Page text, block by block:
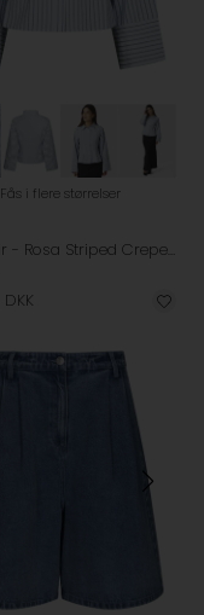
Fås i flere størrelser
Neo Noir - Rosa Striped Crepe Skjorte - Blue
DKK